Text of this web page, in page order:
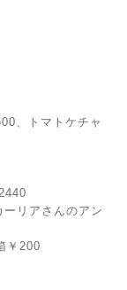
、トマトケチャ
リアさんのアン
￥200